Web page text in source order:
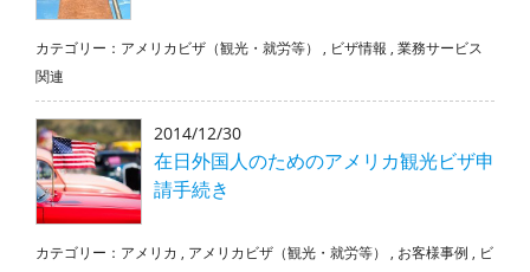
カテゴリー： アメリカビザ（観光・就労等） , ビザ情報 , 業務サービス
関連
2014/12/30
在日外国人のためのアメリカ観光ビザ申
請手続き
カテゴリー： アメリカ , アメリカビザ（観光・就労等） , お客様事例 , ビ